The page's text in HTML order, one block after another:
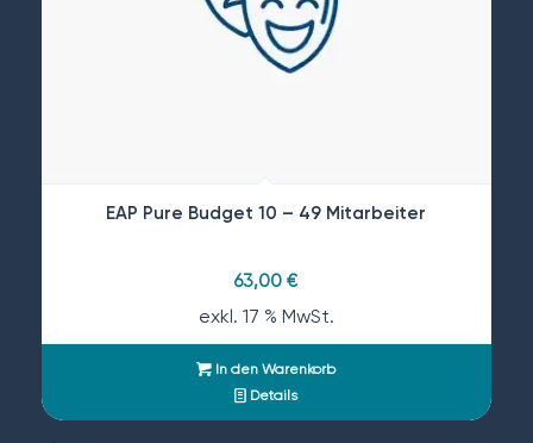
EAP Pure Budget 10 – 49 Mitarbeiter
63,00€
exkl. 17 % MwSt.
In den Warenkorb
Details